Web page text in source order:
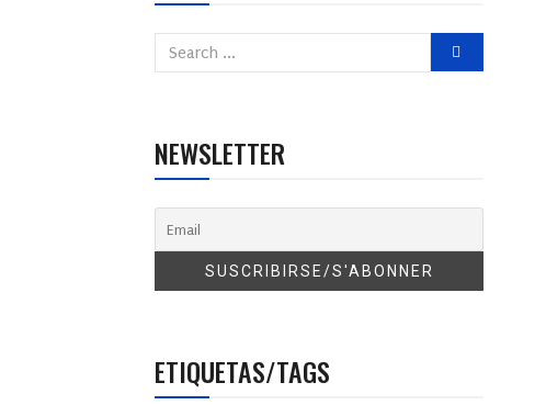
NEWSLETTER
ETIQUETAS/TAGS